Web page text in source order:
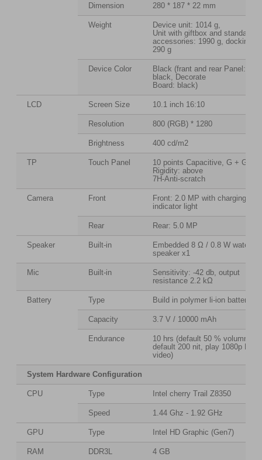
Dimension 280 * 187 * 22 mm
Weight
Device unit: 1014 g,
Unit with giftbox and standard
accessories: 1990 g, docking:
290 g
Device Color
Black (frant and rear Panel:
black, Decorate
Board: black)
LCD Screen Size 10.1 inch 16:10
Resolution 800 (RGB) * 1280
Brightness 400 cd/m2
TP Touch Panel
10 points Capacitive, G + G,
Rigidity: above
7H-Anti-scratch
Camera Front
Front: 2.0 MP with charging
indicator light
Rear Rear: 5.0 MP
Speaker Built-in
Embedded 8 Ω / 0.8 W
speaker x1
Mic Built-in
Sensitivity: -42 db, output
resistance 2.2 kΩ
Battery Type Build in polymer li-ion battery
Capacity 3.7 V / 10000 mAh
Endurance
10 hrs (default 50 % volumn,
default 200 nit, play 1080p HD
video)
System Hardware Configuration
CPU Type Intel cherry Trail Z8350
Speed 1.44 Ghz - 1.92 GHz
GPU Type Intel HD Graphic (Gen7)
RAM DDR3L 4 GB